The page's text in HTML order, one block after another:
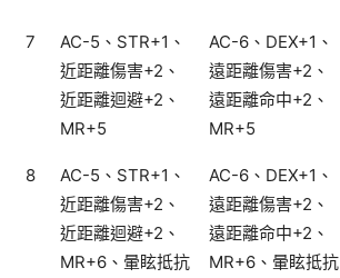
7
AC-5、STR+1、
近距離傷害+2、
近距離迴避+2、
MR+5
AC-6、DEX+1、
遠距離傷害+2、
遠距離命中+2、
MR+5
8
AC-5、STR+1、
近距離傷害+2、
近距離迴避+2、
MR+6、暈眩抵抗
AC-6、DEX+1、
遠距離傷害+2、
遠距離命中+2、
MR+6、暈眩抵抗